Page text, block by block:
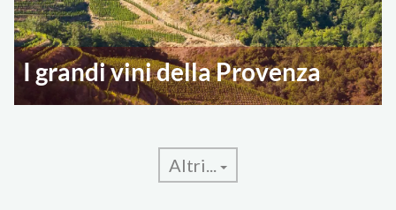
I grandi vini della Provenza
Altri...